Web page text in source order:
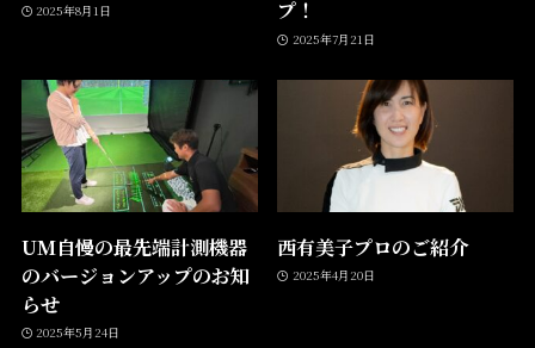
2025年8月1日
プ！
2025年7月21日
UM自慢の最先端計測機器
のバージョンアップのお知
らせ
2025年5月24日
西有美子プロのご紹介
2025年4月20日